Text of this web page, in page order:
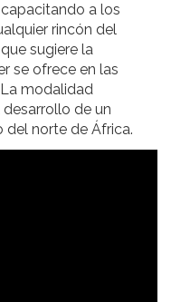
a los
rincón del
sugiere la
se ofrece en las
modalidad
de un
del norte de África.